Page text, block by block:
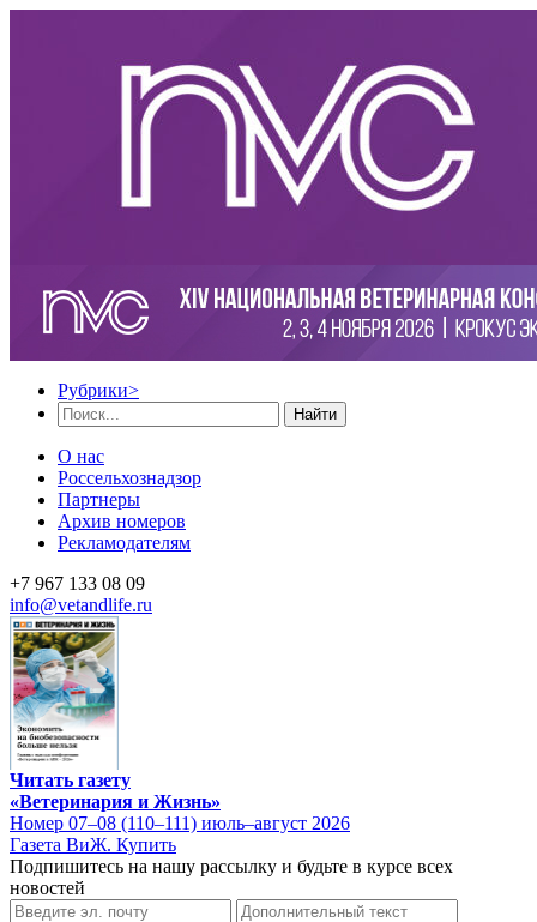
Рубрики>
Найти
О нас
Россельхознадзор
Партнеры
Архив номеров
Рекламодателям
+7 967 133 08 09
info@vetandlife.ru
Читать газету
«Ветеринария и Жизнь»
Номер 07–08 (110–111) июль–август 2026
Газета ВиЖ. Купить
Подпишитесь на нашу рассылку и будьте в курсе всех
новостей